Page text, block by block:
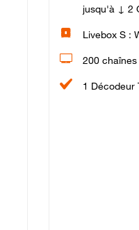
jusqu'à ↓ 2
Livebox S :
200 chaînes
1 Décodeur